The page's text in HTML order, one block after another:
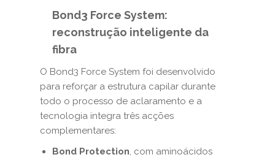
Bond3 Force System:
reconstrução inteligente da
fibra
O Bond3 Force System foi desenvolvido
para reforçar a estrutura capilar durante
todo o processo de aclaramento e a
tecnologia integra três acções
complementares:
Bond Protection, com aminoácidos